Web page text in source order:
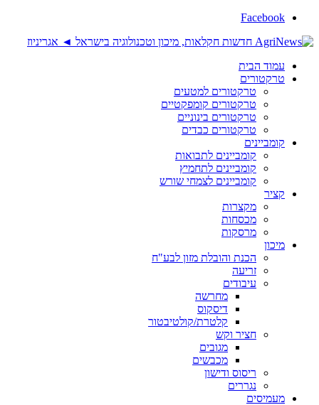
Facebook
עמוד הבית
טרקטורים
טרקטורים למטעים
טרקטורים קומפקטיים
טרקטורים בינוניים
טרקטורים כבדים
קומביינים
קומביינים לתבואות
קומביינים לתחמיץ
קומביינים לצמחי שורש
קציר
מקצרות
מכסחות
מרסקות
מיכון
הכנת והובלת מזון לבע"ח
זריעה
עיבודים
מחרשה
דיסקוס
קלטרת/קולטיבטור
חציר וקש
מגובים
מכבשים
ריסוס ודישון
נגררים
מעמיסים